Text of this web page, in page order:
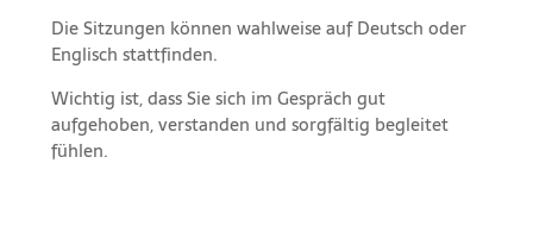
Die Sitzungen können wahlweise auf Deutsch oder
Englisch stattfinden.
Wichtig ist, dass Sie sich im Gespräch gut
aufgehoben, verstanden und sorgfältig begleitet
fühlen.